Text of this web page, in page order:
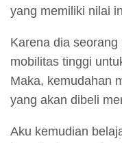
yang memiliki nilai
Karena dia
mobilitas tinggi
Maka, kemudahan
yang akan dibeli
Aku kemudian